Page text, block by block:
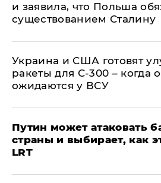
и заявила, что Польша
существованием Сталину
Украина и США готовят
ракеты для С-300 – когда
ожидаются у ВСУ
Путин может атаковать
страны и выбирает, как
LRT